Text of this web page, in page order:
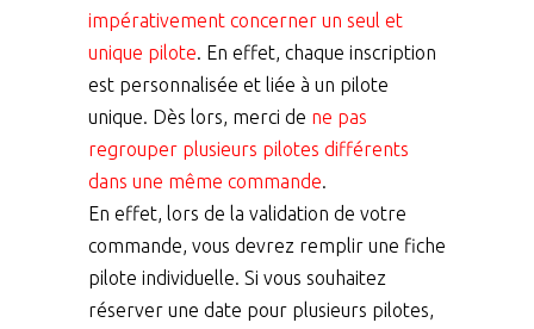
impérativement concerner un seul et
unique pilote. En effet, chaque inscription
est personnalisée et liée à un pilote
unique. Dès lors, merci de ne pas
regrouper plusieurs pilotes différents
dans une même commande.
En effet, lors de la validation de votre
commande, vous devrez remplir une fiche
pilote individuelle. Si vous souhaitez
réserver une date pour plusieurs pilotes,